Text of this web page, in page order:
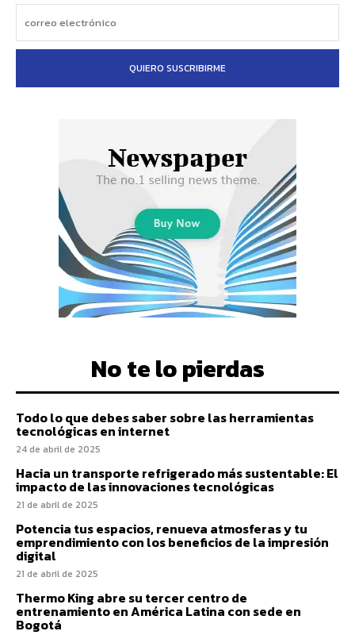
QUIERO SUSCRIBIRME
No te lo pierdas
Todo lo que debes saber sobre las herramientas
tecnológicas en internet
24 de abril de 2025
Hacia un transporte refrigerado más sustentable: El
impacto de las innovaciones tecnológicas
21 de abril de 2025
Potencia tus espacios, renueva atmosferas y tu
emprendimiento con los beneficios de la impresión
digital
21 de abril de 2025
Thermo King abre su tercer centro de
entrenamiento en América Latina con sede en
Bogotá